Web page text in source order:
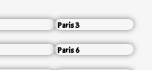
Paris 3
Paris 6